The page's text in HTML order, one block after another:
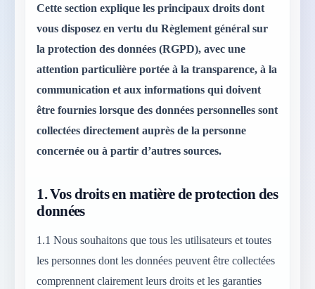
Cette section explique les principaux droits dont
vous disposez en vertu du Règlement général sur
la protection des données (RGPD), avec une
attention particulière portée à la transparence, à la
communication et aux informations qui doivent
être fournies lorsque des données personnelles sont
collectées directement auprès de la personne
concernée ou à partir d’autres sources.
1.Vos droits en matière de protection des
données
1.1 Nous souhaitons que tous les utilisateurs et toutes
les personnes dont les données peuvent être collectées
comprennent clairement leurs droits et les garanties